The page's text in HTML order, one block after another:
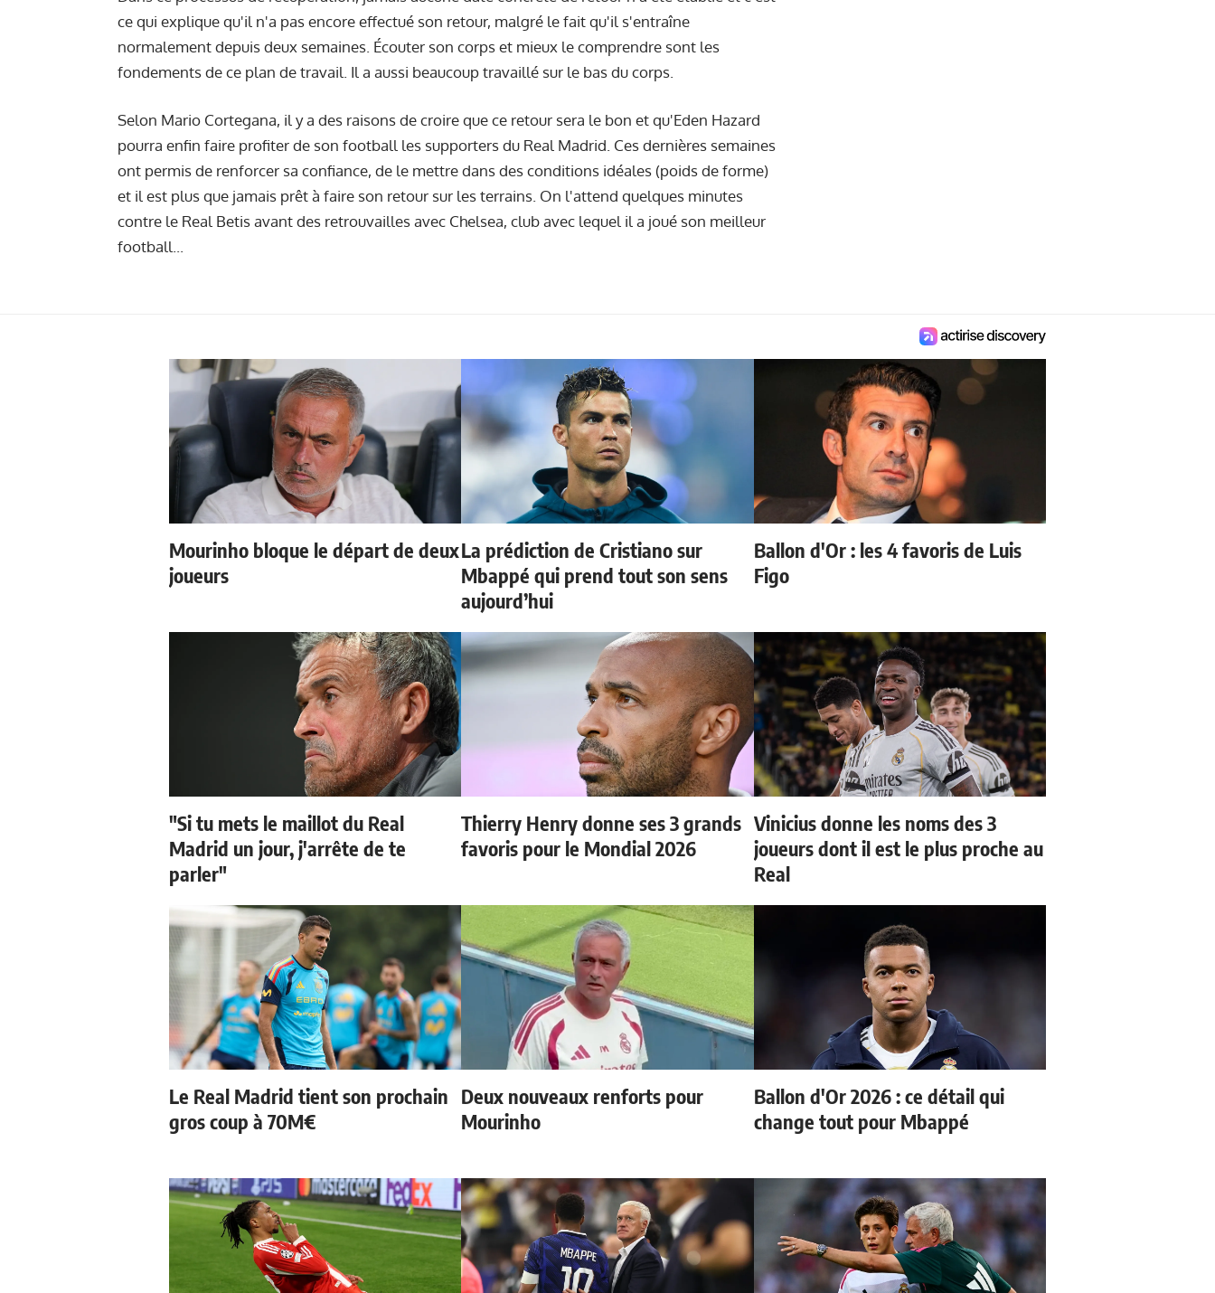
ce qui explique qu'il n'a pas encore effectué son retour, malgré le fait qu'il s'entraîne
normalement depuis deux semaines. Écouter son corps et mieux le comprendre sont les
fondements de ce plan de travail. Il a aussi beaucoup travaillé sur le bas du corps.
Selon Mario Cortegana, il y a des raisons de croire que ce retour sera le bon et qu'Eden Hazard
pourra enfin faire profiter de son football les supporters du Real Madrid. Ces dernières semaines
ont permis de renforcer sa confiance, de le mettre dans des conditions idéales (poids de forme)
et il est plus que jamais prêt à faire son retour sur les terrains. On l'attend quelques minutes
contre le Real Betis avant des retrouvailles avec Chelsea, club avec lequel il a joué son meilleur
football...
Mourinho bloque le départ de deux
joueurs
La prédiction de Cristiano sur
Mbappé qui prend tout son sens
aujourd’hui
Ballon d'Or : les 4 favoris de Luis
Figo
"Si tu mets le maillot du Real
Madrid un jour, j'arrête de te
parler"
Thierry Henry donne ses 3 grands
favoris pour le Mondial 2026
Vinicius donne les noms des 3
joueurs dont il est le plus proche au
Real
Le Real Madrid tient son prochain
gros coup à 70M€
Deux nouveaux renforts pour
Mourinho
Ballon d'Or 2026 : ce détail qui
change tout pour Mbappé